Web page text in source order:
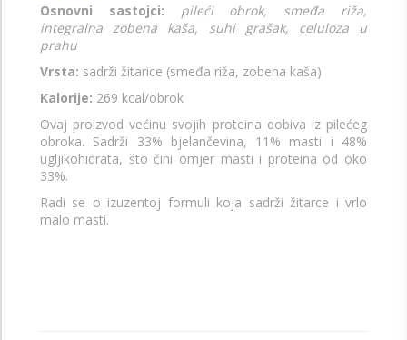
Osnovni sastojci: pileći obrok, smeđa riža,
integralna zobena kaša, suhi grašak, celuloza u
prahu
Vrsta: sadrži žitarice (smeđa riža, zobena kaša)
Kalorije: 269 kcal/obrok
Ovaj proizvod većinu svojih proteina dobiva iz pilećeg
obroka. Sadrži 33% bjelančevina, 11% masti i 48%
ugljikohidrata, što čini omjer masti i proteina od oko
33%.
Radi se o izuzentoj formuli koja sadrži žitarce i vrlo
malo masti.